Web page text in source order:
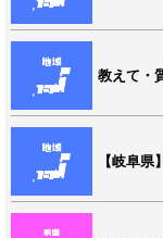
教えて・
【岐阜県